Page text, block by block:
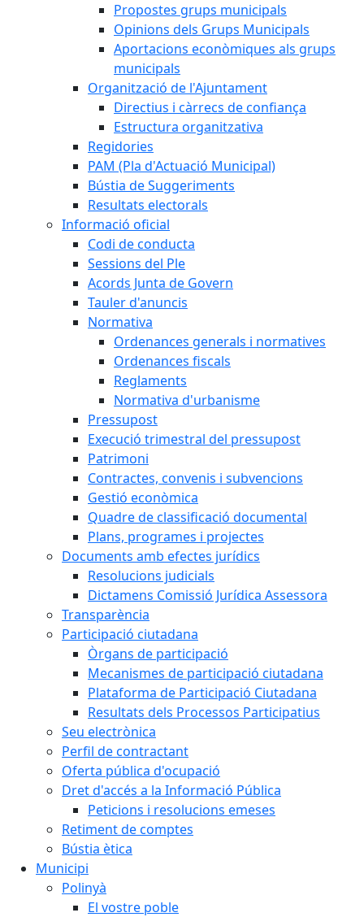
Propostes grups municipals
Opinions dels Grups Municipals
Aportacions econòmiques als grups
municipals
Organització de l'Ajuntament
Directius i càrrecs de confiança
Estructura organitzativa
Regidories
PAM (Pla d'Actuació Municipal)
Bústia de Suggeriments
Resultats electorals
Informació oficial
Codi de conducta
Sessions del Ple
Acords Junta de Govern
Tauler d'anuncis
Normativa
Ordenances generals i normatives
Ordenances fiscals
Reglaments
Normativa d'urbanisme
Pressupost
Execució trimestral del pressupost
Patrimoni
Contractes, convenis i subvencions
Gestió econòmica
Quadre de classificació documental
Plans, programes i projectes
Documents amb efectes jurídics
Resolucions judicials
Dictamens Comissió Jurídica Assessora
Transparència
Participació ciutadana
Òrgans de participació
Mecanismes de participació ciutadana
Plataforma de Participació Ciutadana
Resultats dels Processos Participatius
Seu electrònica
Perfil de contractant
Oferta pública d'ocupació
Dret d'accés a la Informació Pública
Peticions i resolucions emeses
Retiment de comptes
Bústia ètica
Municipi
Polinyà
El vostre poble